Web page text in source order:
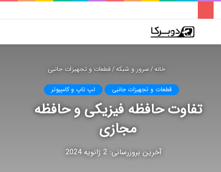
پوسته
فهرست
خانه/سرور و شبکه/قطعات و تجهیزات جانبی
قطعات و تجهیزات جانبی لپ تاپ و کامپیوتر
تفاوت حافظه فیزیکی و حافظه
مجازی
آخرین بروزرسانی: 2 ژانویه 2024